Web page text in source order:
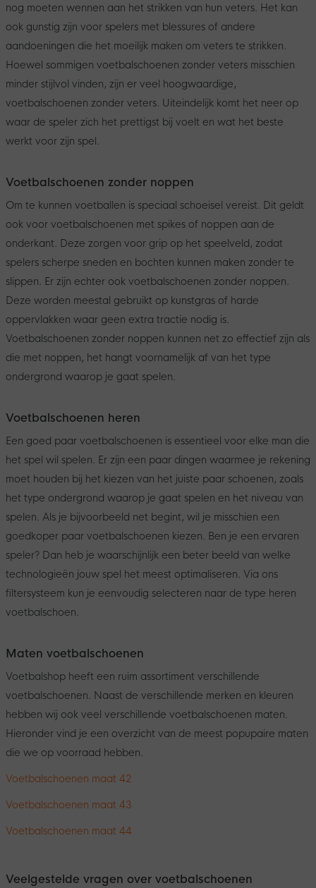
nog moeten wennen aan het strikken van hun veters. Het kan
ook gunstig zijn voor spelers met blessures of andere
aandoeningen die het moeilijk maken om veters te strikken.
Hoewel sommigen voetbalschoenen zonder veters misschien
minder stijlvol vinden, zijn er veel hoogwaardige,
voetbalschoenen zonder veters. Uiteindelijk komt het neer op
waar de speler zich het prettigst bij voelt en wat het beste
werkt voor zijn spel.
Voetbalschoenen zonder noppen
Om te kunnen voetballen is speciaal schoeisel vereist. Dit geldt
ook voor voetbalschoenen met spikes of noppen aan de
onderkant. Deze zorgen voor grip op het speelveld, zodat
spelers scherpe sneden en bochten kunnen maken zonder te
slippen. Er zijn echter ook voetbalschoenen zonder noppen.
Deze worden meestal gebruikt op kunstgras of harde
oppervlakken waar geen extra tractie nodig is.
Voetbalschoenen zonder noppen kunnen net zo effectief zijn als
die met noppen, het hangt voornamelijk af van het type
ondergrond waarop je gaat spelen.
Voetbalschoenen heren
Een goed paar voetbalschoenen is essentieel voor elke man die
het spel wil spelen. Er zijn een paar dingen waarmee je rekening
moet houden bij het kiezen van het juiste paar schoenen, zoals
het type ondergrond waarop je gaat spelen en het niveau van
spelen. Als je bijvoorbeeld net begint, wil je misschien een
goedkoper paar voetbalschoenen kiezen. Ben je een ervaren
speler? Dan heb je waarschijnlijk een beter beeld van welke
technologieën jouw spel het meest optimaliseren. Via ons
filtersysteem kun je eenvoudig selecteren naar de type heren
voetbalschoen.
Maten voetbalschoenen
Voetbalshop heeft een ruim assortiment verschillende
voetbalschoenen. Naast de verschillende merken en kleuren
hebben wij ook veel verschillende voetbalschoenen maten.
Hieronder vind je een overzicht van de meest popupaire maten
die we op voorraad hebben.
Voetbalschoenen maat 42
Voetbalschoenen maat 43
Voetbalschoenen maat 44
Veelgestelde vragen over voetbalschoenen